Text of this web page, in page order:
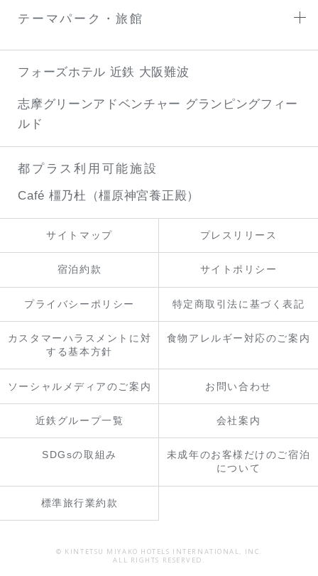
テーマパーク・旅館
フォーズホテル 近鉄 大阪難波
志摩グリーンアドベンチャー グランピングフィー
ルド
都プラス利用可能施設
Café 橿乃杜（橿原神宮養正殿）
サイトマップ プレスリリース
宿泊約款 サイトポリシー
プライバシーポリシー 特定商取引法に基づく表記
カスタマーハラスメントに対
する基本方針
食物アレルギー対応のご案内
ソーシャルメディアのご案内 お問い合わせ
近鉄グループ一覧 会社案内
SDGsの取組み
未成年のお客様だけのご宿泊
について
標準旅行業約款
© KINTETSU MIYAKO HOTELS INTERNATIONAL, INC.
ALL RIGHTS RESERVED.